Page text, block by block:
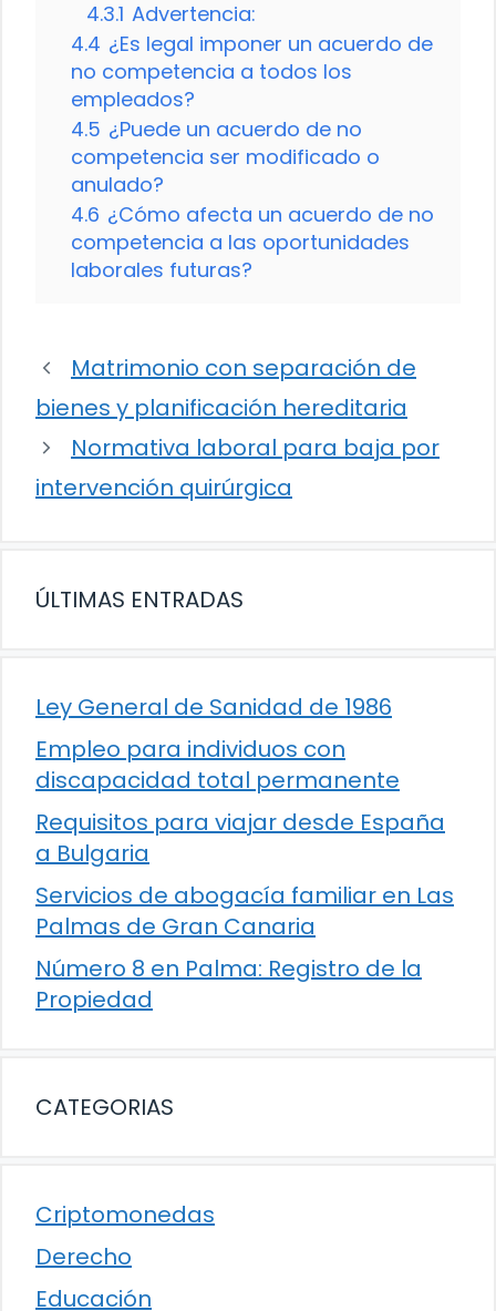
4.3.1 Advertencia:
4.4 ¿Es legal imponer un acuerdo de
no competencia a todos los
empleados?
4.5 ¿Puede un acuerdo de no
competencia ser modificado o
anulado?
4.6 ¿Cómo afecta un acuerdo de no
competencia a las oportunidades
laborales futuras?
Matrimonio con separación de
bienes y planificación hereditaria
Normativa laboral para baja por
intervención quirúrgica
ÚLTIMAS ENTRADAS
Ley General de Sanidad de 1986
Empleo para individuos con
discapacidad total permanente
Requisitos para viajar desde España
a Bulgaria
Servicios de abogacía familiar en Las
Palmas de Gran Canaria
Número 8 en Palma: Registro de la
Propiedad
CATEGORIAS
Criptomonedas
Derecho
Educación